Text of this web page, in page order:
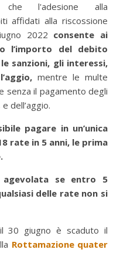
che l'adesione alla
affidati alla riscossione
2022 consente ai
l’importo del debito
sanzioni, gli interessi,
mentre le multe
senza il pagamento degli
dell’aggio.
pagare in un’unica
rate in 5 anni, le prima
agevolata se entro 5
delle rate non si
30 giugno è scaduto il
Rottamazione quater